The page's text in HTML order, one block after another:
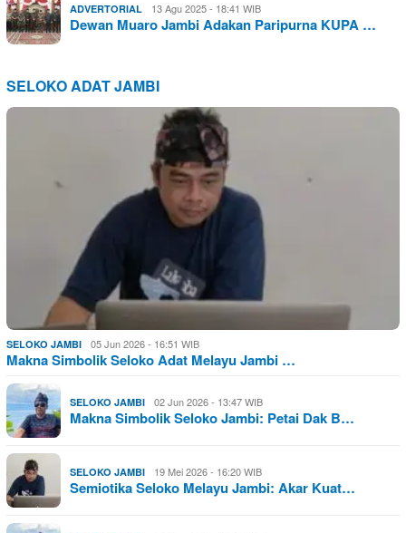
ADVERTORIAL 13 Agu 2025 - 18:41 WIB
Dewan Muaro Jambi Adakan Paripurna KUPA …
SELOKO ADAT JAMBI
SELOKO JAMBI 05 Jun 2026 - 16:51 WIB
Makna Simbolik Seloko Adat Melayu Jambi …
SELOKO JAMBI 02 Jun 2026 - 13:47 WIB
Makna Simbolik Seloko Jambi: Petai Dak B…
SELOKO JAMBI 19 Mei 2026 - 16:20 WIB
Semiotika Seloko Melayu Jambi: Akar Kuat…